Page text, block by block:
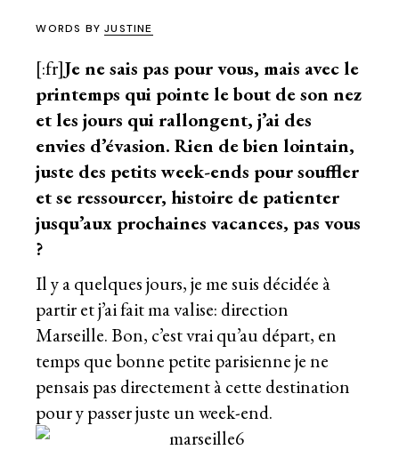
WORDS BYJUSTINE
[:fr]Je ne sais pas pour vous, mais avec le
printemps qui pointe le bout de son nez
et les jours qui rallongent, j’ai des
envies d’évasion. Rien de bien lointain,
juste des petits week-ends pour souffler
et se ressourcer, histoire de patienter
jusqu’aux prochaines vacances, pas vous
?
Il y a quelques jours, je me suis décidée à
partir et j’ai fait ma valise: direction
Marseille. Bon, c’est vrai qu’au départ, en
temps que bonne petite parisienne je ne
pensais pas directement à cette destination
pour y passer juste un week-end.